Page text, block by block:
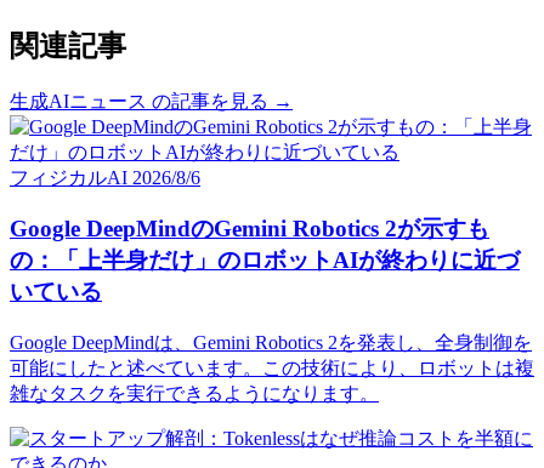
関連記事
生成AIニュース の記事を見る →
フィジカルAI 2026/8/6
Google DeepMindのGemini Robotics 2が示すも
の：「上半身だけ」のロボットAIが終わりに近づ
いている
Google DeepMindは、Gemini Robotics 2を発表し、全身制御を
可能にしたと述べています。この技術により、ロボットは複
雑なタスクを実行できるようになります。